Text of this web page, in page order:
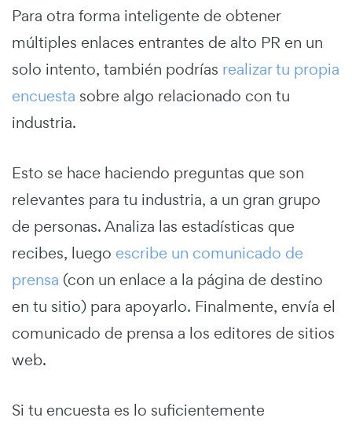
Para otra forma inteligente de obtener
múltiples enlaces entrantes de alto PR en un
solo intento, también podrías realizar tu propia
encuesta sobre algo relacionado con tu
industria.
Esto se hace haciendo preguntas que son
relevantes para tu industria, a un gran grupo
de personas. Analiza las estadísticas que
recibes, luego escribe un comunicado de
prensa (con un enlace a la página de destino
en tu sitio) para apoyarlo. Finalmente, envía el
comunicado de prensa a los editores de sitios
web.
Si tu encuesta es lo suficientemente